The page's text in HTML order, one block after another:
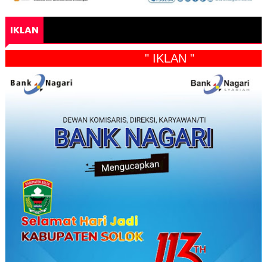
IKLAN
" IKLAN "